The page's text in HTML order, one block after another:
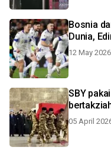
Bosnia
Dunia,
12 May
SBY
05 April